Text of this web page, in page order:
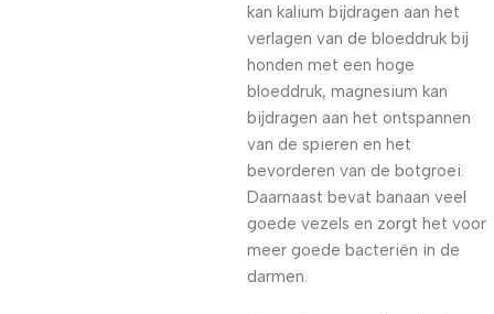
kan kalium bijdragen aan het
verlagen van de bloeddruk bij
honden met een hoge
bloeddruk, magnesium kan
bijdragen aan het ontspannen
van de spieren en het
bevorderen van de botgroei.
Daarnaast bevat banaan veel
goede vezels en zorgt het voor
meer goede bacteriën in de
darmen.